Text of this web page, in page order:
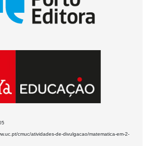
cmuc/atividades-de-divulgacao/matematica-em-2-